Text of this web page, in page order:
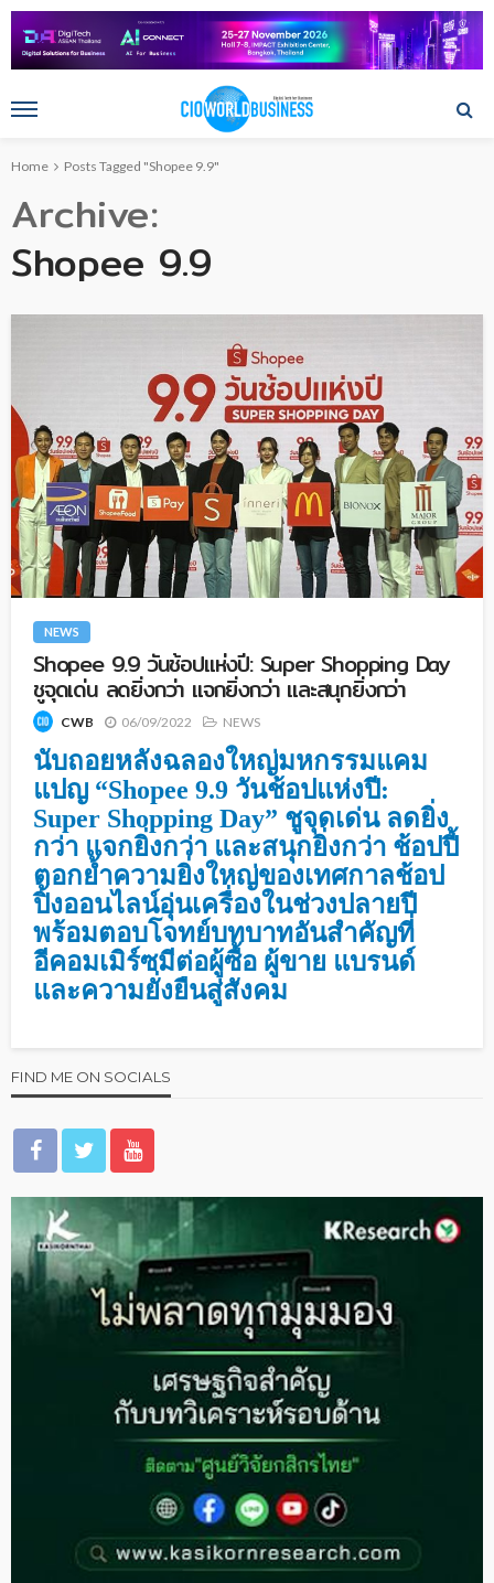
Home Posts Tagged "Shopee 9.9"
Archive
Shopee 9.9
NEWS
Shopee 9.9 วันช้อปแห่งปี: Super Shopping Day
ชูจุดเด่น ลดยิ่งกว่า แจกยิ่งกว่า และสนุกยิ่งกว่า
CWB 06/09/2022 NEWS
นับถอยหลังฉลองใหญ่มหกรรมแคม
แปญ “Shopee 9.9 วันช้อปแห่งปี:
Super Shopping Day” ชูจุดเด่น ลดยิ่ง
กว่า แจกยิ่งกว่า และสนุกยิ่งกว่า ช้อปปี้
ตอกย้ำความยิ่งใหญ่ของเทศกาลช้อป
ปิ้งออนไลน์อุ่นเครื่องในช่วงปลายปี
พร้อมตอบโจทย์บทบาทอันสำคัญที่
อีคอมเมิร์ซมีต่อผู้ซื้อ ผู้ขาย แบรนด์
และความยั่งยืนสู่สังคม
FIND ME ON SOCIALS